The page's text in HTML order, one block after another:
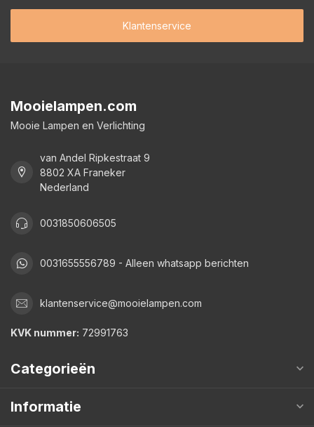
Klantenservice
Mooielampen.com
Mooie Lampen en Verlichting
van Andel Ripkestraat 9
8802 XA Franeker
Nederland
0031850606505
0031655556789 - Alleen whatsapp berichten
klantenservice@mooielampen.com
KVK nummer: 72991763
Categorieën
Informatie